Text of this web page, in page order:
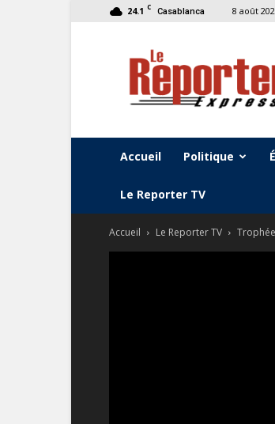
24.1 C Casablanca 8 août
Le
Reporter
Express
Accueil Politique
Le Reporter TV
Accueil Le Reporter TV